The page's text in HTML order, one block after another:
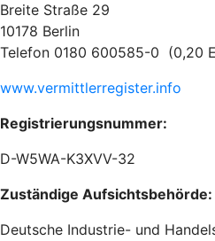
Breite Straße 29
10178 Berlin
Telefon 0180 600585-0 (0,20
www.vermittlerregister.info
Registrierungsnummer:
D-W5WA-K3XVV-32
Zuständige Aufsichtsbehörde:
Deutsche Industrie- und